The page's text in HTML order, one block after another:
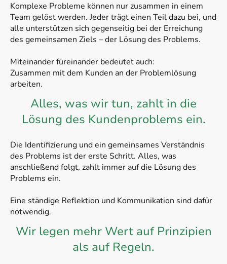
Komplexe Probleme können nur zusammen in einem
Team gelöst werden. Jeder trägt einen Teil dazu bei, und
alle unterstützen sich gegenseitig bei der Erreichung
des gemeinsamen Ziels – der Lösung des Problems.
Miteinander füreinander bedeutet auch:
Zusammen mit dem Kunden an der Problemlösung
arbeiten.
Alles, was wir tun, zahlt in die
Lösung des Kundenproblems ein.
Die Identifizierung und ein gemeinsames Verständnis
des Problems ist der erste Schritt. Alles, was
anschließend folgt, zahlt immer auf die Lösung des
Problems ein.
Eine ständige Reflektion und Kommunikation sind dafür
notwendig.
Wir legen mehr Wert auf Prinzipien
als auf Regeln.